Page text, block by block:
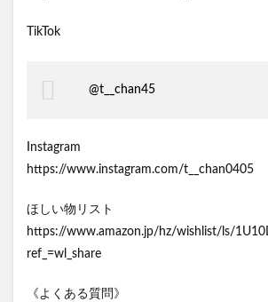
TikTok
@t__chan45
Instagram
https://www.instagram.com/t__chan0405
ほしい物リスト
https://www.amazon.jp/hz/wishlist/ls/
ref_=wl_share
《よくある質問》